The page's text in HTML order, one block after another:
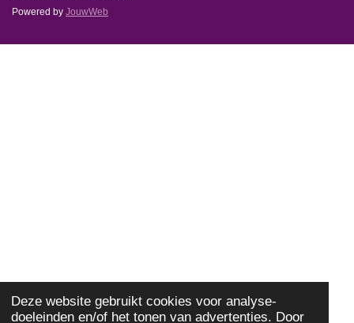
Deze website gebruikt cookies voor analyse-
doeleinden en/of het tonen van advertenties. Door
Powered by JouwWeb